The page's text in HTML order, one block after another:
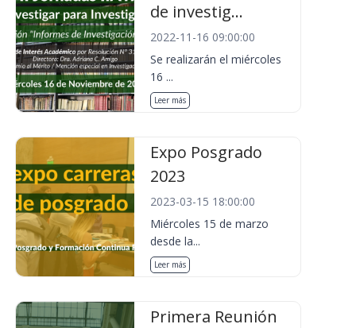
de investig...
2022-11-16 09:00:00
Se realizarán el miércoles
16 ...
Leer más
Expo Posgrado
2023
2023-03-15 18:00:00
Miércoles 15 de marzo
desde la...
Leer más
Primera Reunión